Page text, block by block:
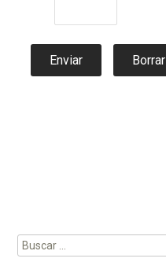
Enviar Borrar
Buscar: